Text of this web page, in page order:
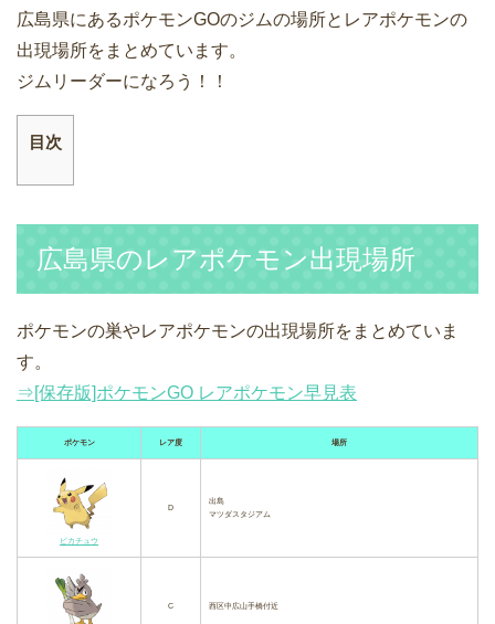
広島県にあるポケモンGOのジムの場所とレアポケモンの
出現場所をまとめています。
ジムリーダーになろう！！
目次
広島県のレアポケモン出現場所
ポケモンの巣やレアポケモンの出現場所をまとめていま
す。
⇒[保存版]ポケモンGO レアポケモン早見表
ポケモン レア度 場所
ピカチュウ
D
出島
マツダスタジアム
C 西区中広山手橋付近